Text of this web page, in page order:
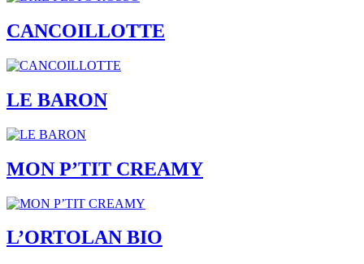
CANCOILLOTTE
LE BARON
MON P’TIT CREAMY
L’ORTOLAN BIO